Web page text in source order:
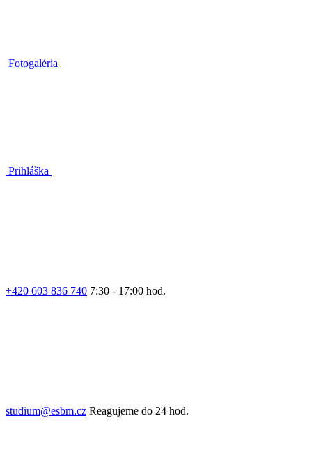
Fotogaléria
Prihláška
+420 603 836 740 7:30 - 17:00 hod.
studium@esbm.cz Reagujeme do 24 hod.